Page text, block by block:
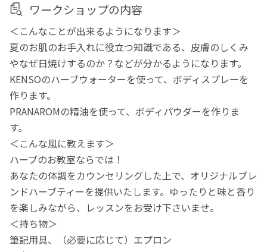
ワークショップの内容
＜こんなことが出来るようになります＞
夏のお肌のお手入れに役立つ知識である、皮膚のしくみ
やなぜ日焼けするのか？などが分かるようになります。
KENSOのハーブウォーターを使って、ボディスプレーを
作ります。
PRANAROMの精油を使って、ボディパウダーを作りま
す。
＜こんな風に教えます＞
ハーブのお教室ならでは！
あなたの体調をカウンセリングした上で、オリジナルブレ
ンドハーブティーを提供いたします。ゆったりと味と香り
を楽しみながら、レッスンをお受け下さいませ。
＜持ち物＞
筆記用具、（必要に応じて）エプロン